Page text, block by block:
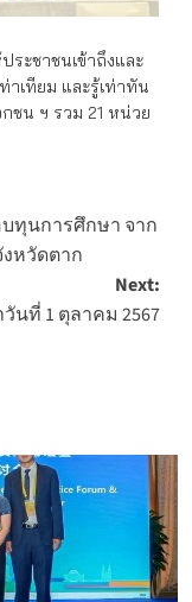
ระชาชนเข้าถึงและ
าเทียม และรู้เท่าทัน
ชน ฯ รวม 21 หน่วย
ทุนการศึกษา จาก
หวัดตาก
Next:
วันที่ 1 ตุลาคม 2567